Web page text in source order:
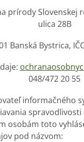
prírody Slovenskej
ulica 28B
Banská Bystrica,
048/472 20 55
informačného
osobám toto
pod názvom: